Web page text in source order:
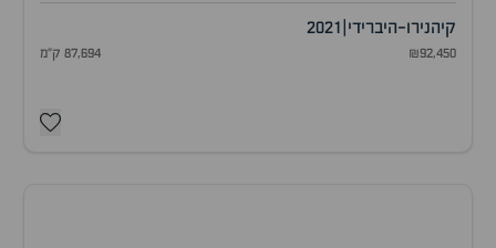
קיהנירו-היברידי 2021
₪92,450 87,694 ק"מ